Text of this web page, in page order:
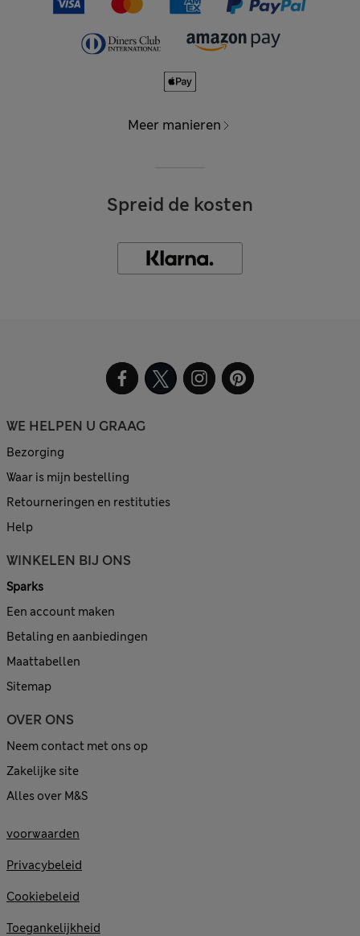
Meer manieren
Spreid de kosten
WE HELPEN U GRAAG
Bezorging
Waar is mijn bestelling
Retourneringen en restituties
Help
WINKELEN BIJ ONS
Sparks
Een account maken
Betaling en aanbiedingen
Maattabellen
Sitemap
OVER ONS
Neem contact met ons op
Zakelijke site
Alles over M&S
voorwaarden
Privacybeleid
Cookiebeleid
Toegankelijkheid